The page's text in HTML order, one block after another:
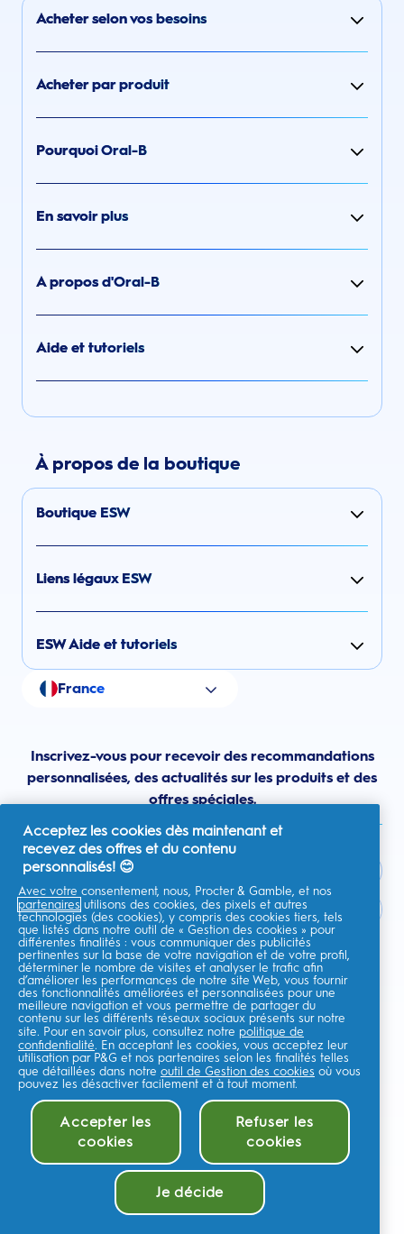
M'alerter quand disponible
Acheter selon vos besoins
Acheter par produit
Pourquoi Oral-B
En savoir plus
A propos d'Oral-B
Aide et tutoriels
À propos de la boutique
Boutique ESW
Liens légaux ESW
ESW Aide et tutoriels
France
Inscrivez-vous pour recevoir des recommandations
personnalisées, des actualités sur les produits et des
offres spéciales.
France
Je consens à recevoir des communications personnalisées
concernant des offres, des actualités et d'autres initiatives
promotionnelles de la part d'Oral-B et d'autresmarques de P&G
mail et sur les canaux en ligne. Je peux medésinscrireà tout moment.
Procter & Gamble, le responsable du traitement des données, traitera
vos données personnelles pour vous permettre de vous inscrire sur ce
site, d'interagir avec ses services et, selon votre consentement, de vous
envoyer des communications commerciales pertinentes, y compris des
Pour plus d'informations sur le traitement de vos données et vos droits
en matière de confidentialité,lisez
ou consultez notrePolitique de
complète.
Vous avez au moins 18 ans et acceptez nosConditions générales
Procter & Gamble
Acceptez les cookies dès maintenant et
recevez des offres et du contenu
personnalisés! 😊
Avec votre consentement, nous, Procter & Gamble, et nos
partenaires utilisons des cookies, des pixels et autres
technologies (des cookies), y compris des cookies tiers, tels
que listés dans notre outil de « Gestion des cookies » pour
différentes finalités : vous communiquer des publicités
pertinentes sur la base de votre navigation et de votre profil,
déterminer le nombre de visites et analyser le trafic afin
d’améliorer les performances de notre site Web, vous fournir
des fonctionnalités améliorées et personnalisées pour une
meilleure navigation et vous permettre de partager du
contenu sur les différents réseaux sociaux présents sur notre
site. Pour en savoir plus, consultez notre politique de
confidentialité. En acceptant les cookies, vous acceptez leur
utilisation par P&G et nos partenaires selon les finalités telles
que détaillées dans notre outil de Gestion des cookies où vous
pouvez les désactiver facilement et à tout moment.
Accepter les
cookies
Refuser les
cookies
Je décide